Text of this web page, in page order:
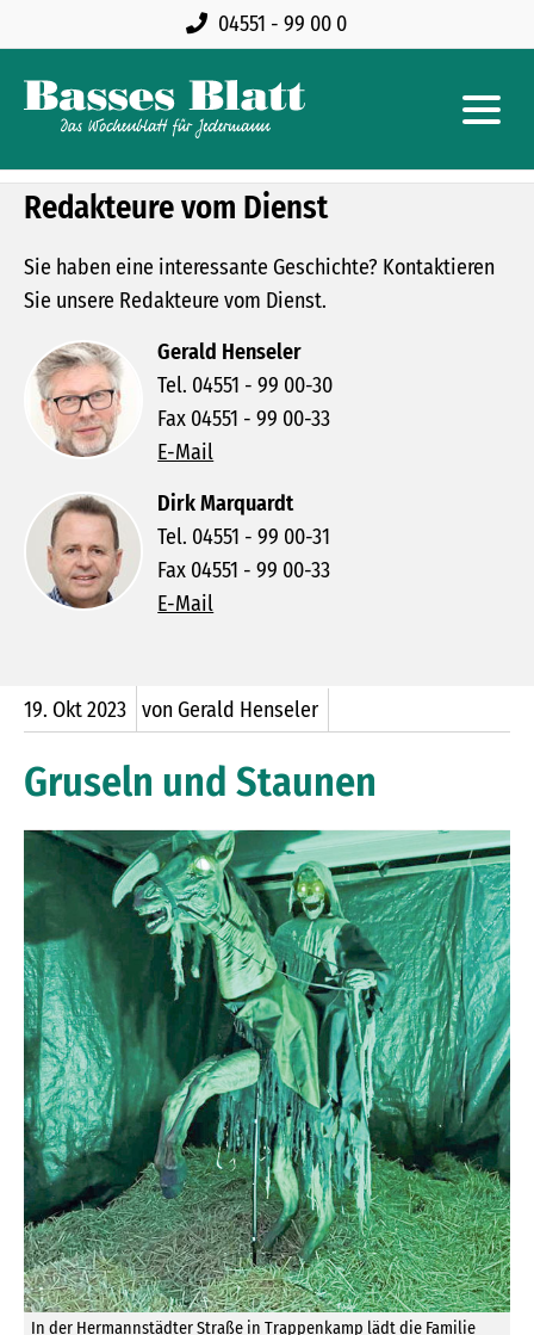
04551 - 99 00 0
Redakteure vom Dienst
Sie haben eine interessante Geschichte? Kontaktieren
Sie unsere Redakteure vom Dienst.
Gerald Henseler
Tel. 04551 - 99 00-30
Fax 04551 - 99 00-33
E-Mail
Dirk Marquardt
Tel. 04551 - 99 00-31
Fax 04551 - 99 00-33
E-Mail
19. Okt2023 von Gerald Henseler
Gruseln und Staunen
In der Hermannstädter Straße in Trappenkamp lädt die Familie